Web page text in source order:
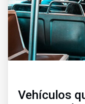
Vehículos